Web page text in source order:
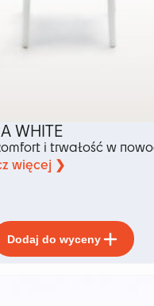
WHITE
i trwałość w
więcej ❯
Dodaj do wyceny
produkt
ma